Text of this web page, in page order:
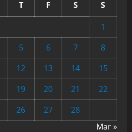
T F S
S
1
5 6 7
8
12 13 14
15
19 20 21
22
26 27
28
Mar »